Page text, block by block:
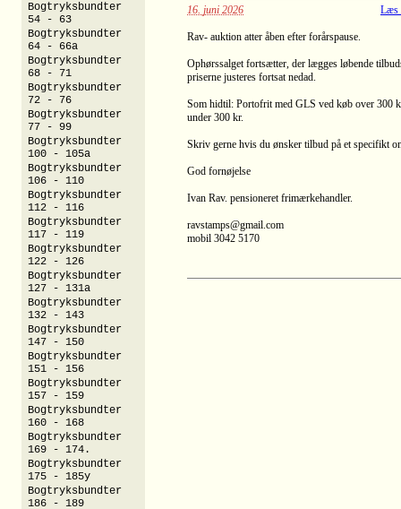
16. juni 2026 Læs
Rav- auktion atter åben efter forårspause.
Ophørssalget fortsætter, der lægges løbende
priserne justeres fortsat nedad.
Som hidtil: Portofrit med GLS ved køb over 300
under 300 kr.
Skriv gerne hvis du ønsker tilbud på et specifikt
God fornøjelse
Ivan Rav. pensioneret frimærkehandler.
ravstamps@gmail.com
mobil 3042 5170
Bogtryksbundter
54 - 63
Bogtryksbundter
64 - 66a
Bogtryksbundter
68 - 71
Bogtryksbundter
72 - 76
Bogtryksbundter
77 - 99
Bogtryksbundter
100 - 105a
Bogtryksbundter
106 - 110
Bogtryksbundter
112 - 116
Bogtryksbundter
117 - 119
Bogtryksbundter
122 - 126
Bogtryksbundter
127 - 131a
Bogtryksbundter
132 - 143
Bogtryksbundter
147 - 150
Bogtryksbundter
151 - 156
Bogtryksbundter
157 - 159
Bogtryksbundter
160 - 168
Bogtryksbundter
169 - 174.
Bogtryksbundter
175 - 185y
Bogtryksbundter
186 - 189